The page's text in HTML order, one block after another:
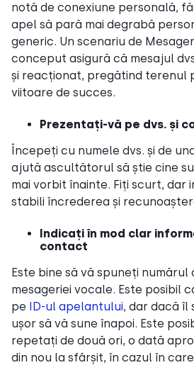
notă de conexiune personală,
apel să pară mai degrabă
generic. Un scenariu de
conceput asigură că mesajul
și reacționat, pregătind terenul
viitoare de succes.
Prezentați-vă pe dvs. și
Începeți cu numele dvs. și de
ajută ascultătorul să știe cine
mai vorbit înainte. Fiți scurt, dar
stabili încrederea și
Indicați în mod clar
contact
Este bine să vă spuneți
mesageriei vocale. Este posibil
pe ID-ul apelantului, dar dacă îl
ușor să vă sune înapoi. Este
repetați de două ori, o dată
din nou la sfârșit, în cazul în